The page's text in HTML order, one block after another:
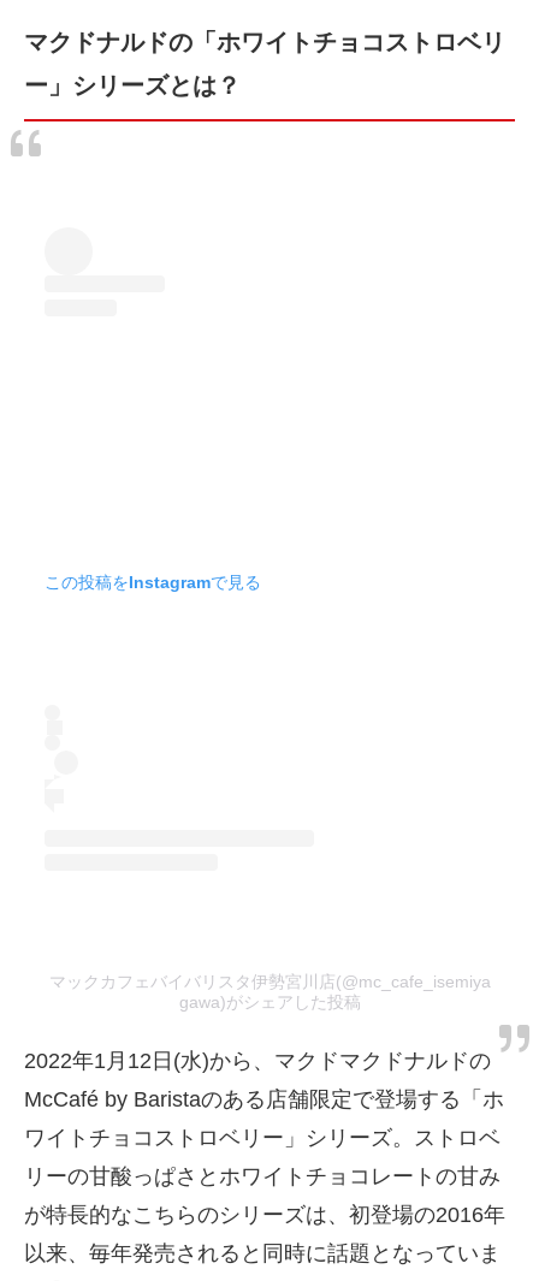
マクドナルドの「ホワイトチョコストロベリ
ー」シリーズとは？
この投稿をInstagramで見る
マックカフェバイバリスタ伊勢宮川店(@mc_cafe_isemiya
gawa)がシェアした投稿
2022年1月12日(水)から、マクドマクドナルドの
McCafé by Baristaのある店舗限定で登場する「ホ
ワイトチョコストロベリー」シリーズ。ストロベ
リーの甘酸っぱさとホワイトチョコレートの甘み
が特長的なこちらのシリーズは、初登場の2016年
以来、毎年発売されると同時に話題となっていま